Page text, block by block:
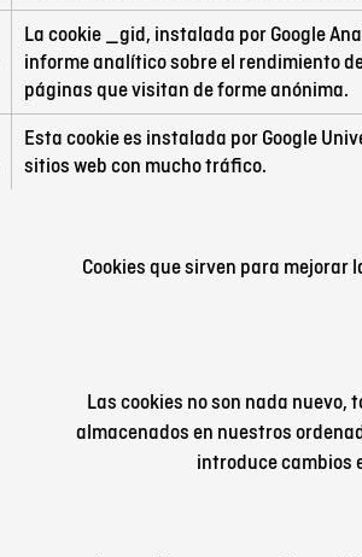
La cookie _gid, instalada por Google
informe analítico sobre el rendimiento
páginas que visitan de forme anónima.
Esta cookie es instalada por Google
sitios web con mucho tráfico.
Cookies que sirven para
Las cookies no son nada
almacenados en nuestros
introduce cambios